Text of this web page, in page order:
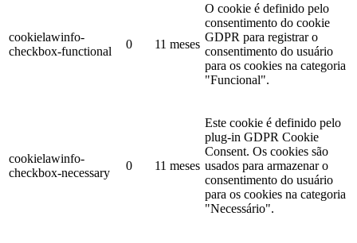
cookielawinfo-
checkbox-functional
0 11 meses
O cookie é definido pelo
consentimento do cookie
GDPR para registrar o
consentimento do usuário
para os cookies na categoria
"Funcional".
cookielawinfo-
checkbox-necessary
0 11 meses
Este cookie é definido pelo
plug-in GDPR Cookie
Consent. Os cookies são
usados ​​para armazenar o
consentimento do usuário
para os cookies na categoria
"Necessário".